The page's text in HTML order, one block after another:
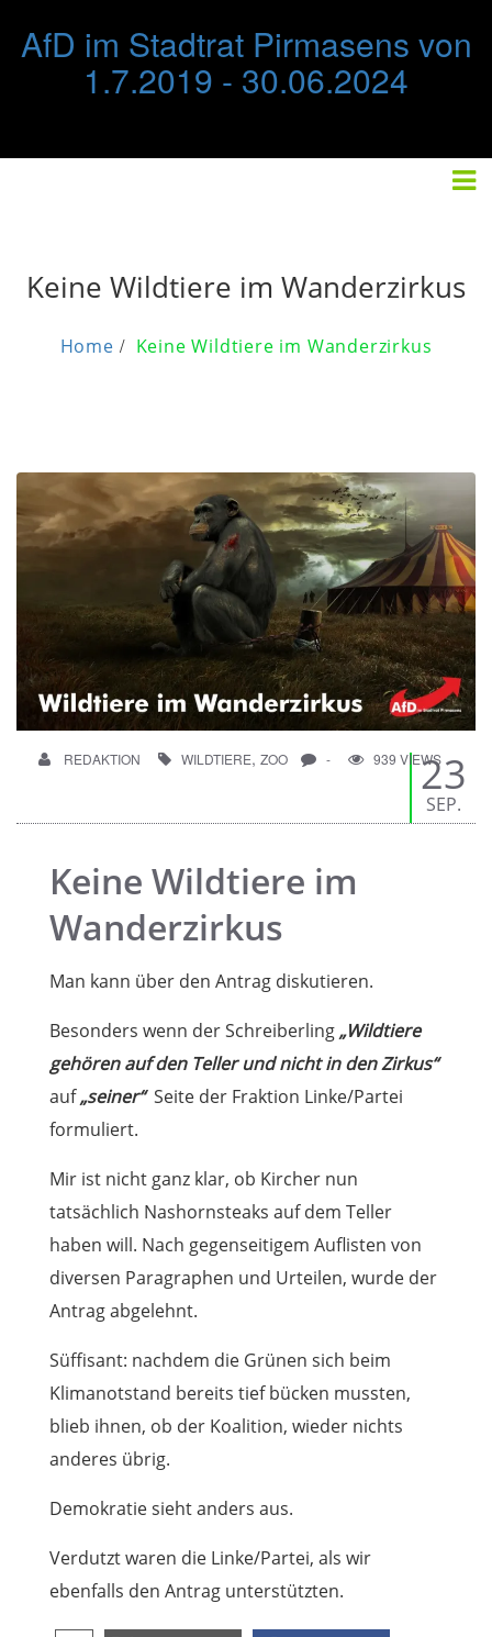
content
AfD im Stadtrat Pirmasens von
1.7.2019 - 30.06.2024
Keine Wildtiere im Wanderzirkus
Home Keine Wildtiere im Wanderzirkus
REDAKTION WILDTIERE, ZOO - 939 VIEWS23
SEP.
Keine Wildtiere im
Wanderzirkus
Man kann über den Antrag diskutieren.
Besonders wenn der Schreiberling„Wildtiere
gehören auf den Teller und nicht in den Zirkus“
auf„seiner“Seite der Fraktion Linke/Partei
formuliert.
Mir ist nicht ganz klar, ob Kircher nun
tatsächlich Nashornsteaks auf dem Teller
haben will. Nach gegenseitigem Auflisten von
diversen Paragraphen und Urteilen, wurde der
Antrag abgelehnt.
Süffisant: nachdem die Grünen sich beim
Klimanotstand bereits tief bücken mussten,
blieb ihnen, ob der Koalition, wieder nichts
anderes übrig.
Demokratie sieht anders aus.
Verdutzt waren die Linke/Partei, als wir
ebenfalls den Antrag unterstützten.